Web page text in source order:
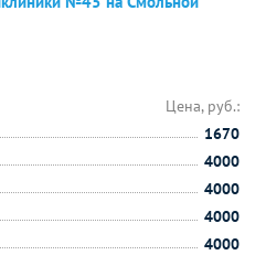
Цена, руб.:
1670
4000
4000
4000
4000